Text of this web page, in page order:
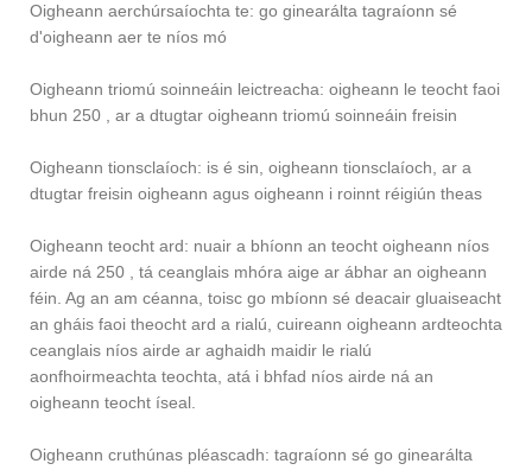
Oigheann aerchúrsaíochta te: go ginearálta tagraíonn sé
d'oigheann aer te níos mó
Oigheann triomú soinneáin leictreacha: oigheann le teocht faoi
bhun 250 , ar a dtugtar oigheann triomú soinneáin freisin
Oigheann tionsclaíoch: is é sin, oigheann tionsclaíoch, ar a
dtugtar freisin oigheann agus oigheann i roinnt réigiún theas
Oigheann teocht ard: nuair a bhíonn an teocht oigheann níos
airde ná 250 , tá ceanglais mhóra aige ar ábhar an oigheann
féin. Ag an am céanna, toisc go mbíonn sé deacair gluaiseacht
an gháis faoi theocht ard a rialú, cuireann oigheann ardteochta
ceanglais níos airde ar aghaidh maidir le rialú
aonfhoirmeachta teochta, atá i bhfad níos airde ná an
oigheann teocht íseal.
Oigheann cruthúnas pléascadh: tagraíonn sé go ginearálta